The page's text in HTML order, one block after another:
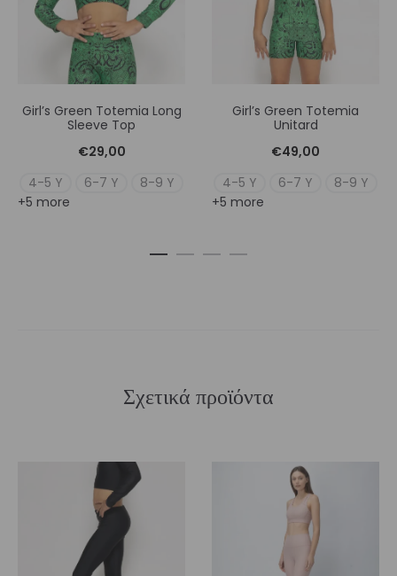
Girl’s Green Totemia Long
Sleeve Top
€29,00
4-5 Y
6-7 Y
8-9 Y
+5 more
Girl’s Green Totemia
Unitard
€49,00
4-5 Y
6-7 Y
8-9 Y
+5 more
Σχετικά προϊόντα